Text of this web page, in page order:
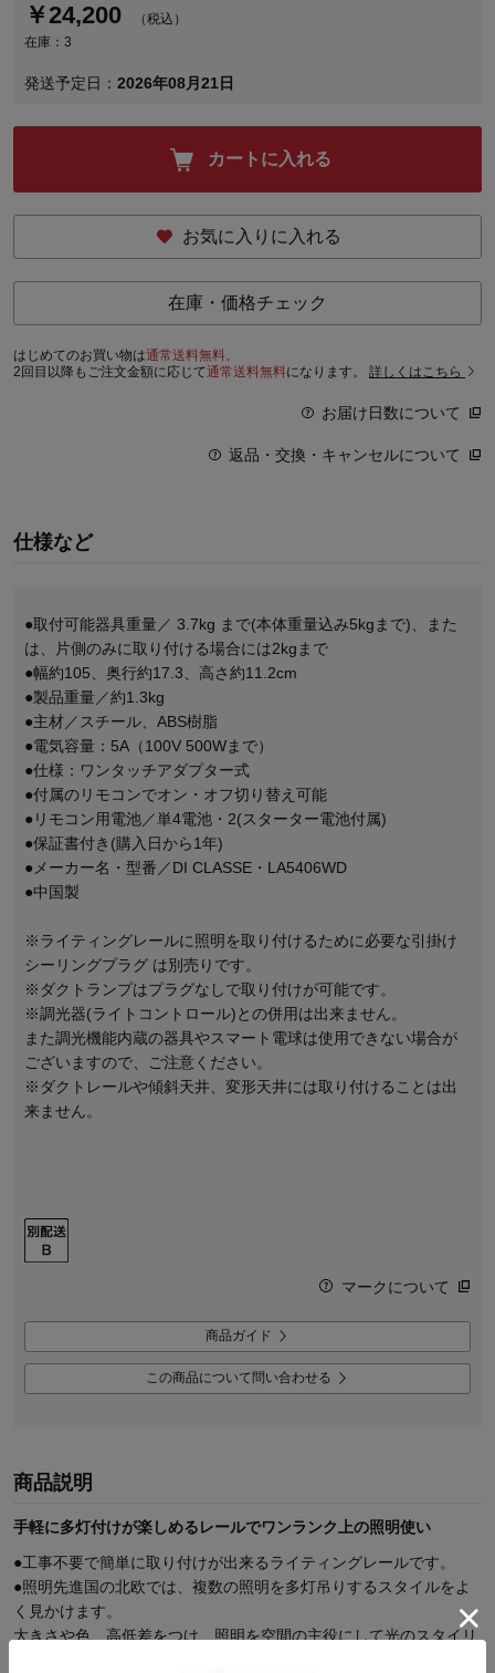
￥24,200
（税込）
在庫：3
発送予定日： 2026年08月21日
カートに入れる
お気に入りに入れる
在庫・価格チェック
はじめてのお買い物は通常送料無料。
2回目以降もご注文金額に応じて通常送料無料になります。 詳しくはこちら
お届け日数について
返品・交換・キャンセルについて
仕様など
●取付可能器具重量／ 3.7kg まで(本体重量込み5kgまで)、また
は、片側のみに取り付ける場合には2kgまで
●幅約105、奥行約17.3、高さ約11.2cm
●製品重量／約1.3kg
●主材／スチール、ABS樹脂
●電気容量：5A（100V 500Wまで）
●仕様：ワンタッチアダプター式
●付属のリモコンでオン・オフ切り替え可能
●リモコン用電池／単4電池・2(スターター電池付属)
●保証書付き(購入日から1年)
●メーカー名・型番／DI CLASSE・LA5406WD
●中国製
※ライティングレールに照明を取り付けるために必要な引掛け
シーリングプラグ は別売りです。
※ダクトランプはプラグなしで取り付けが可能です。
※調光器(ライトコントロール)との併用は出来ません。
また調光機能内蔵の器具やスマート電球は使用できない場合が
ございますので、ご注意ください。
※ダクトレールや傾斜天井、変形天井には取り付けることは出
来ません。
マークについて
商品ガイド
この商品について問い合わせる
商品説明
手軽に多灯付けが楽しめるレールでワンランク上の照明使い
●工事不要で簡単に取り付けが出来るライティングレールです。
●照明先進国の北欧では、複数の照明を多灯吊りするスタイルをよ
く見かけます。
大きさや色、高低差をつけ、照明を空間の主役にして光のスタイリ